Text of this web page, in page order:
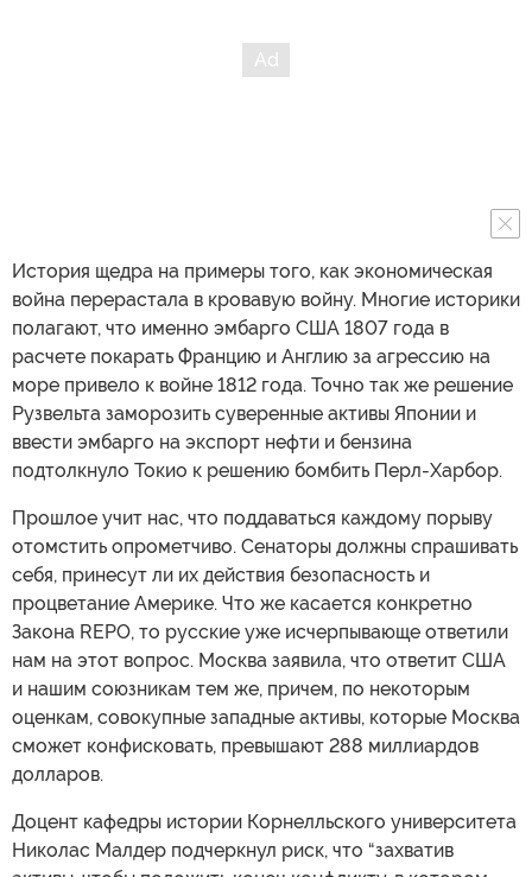
История щедра на примеры того, как экономическая
война перерастала в кровавую войну. Многие историки
полагают, что именно эмбарго США 1807 года в
расчете покарать Францию и Англию за агрессию на
море привело к войне 1812 года. Точно так же решение
Рузвельта заморозить суверенные активы Японии и
ввести эмбарго на экспорт нефти и бензина
подтолкнуло Токио к решению бомбить Перл-Харбор.
Прошлое учит нас, что поддаваться каждому порыву
отомстить опрометчиво. Сенаторы должны спрашивать
себя, принесут ли их действия безопасность и
процветание Америке. Что же касается конкретно
Закона REPO, то русские уже исчерпывающе ответили
нам на этот вопрос. Москва заявила, что ответит США
и нашим союзникам тем же, причем, по некоторым
оценкам, совокупные западные активы, которые Москва
сможет конфисковать, превышают 288 миллиардов
долларов.
Доцент кафедры истории Корнелльского университета
Николас Малдер подчеркнул риск, что “захватив